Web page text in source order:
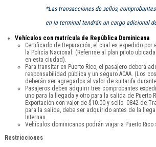
*Las transacciones de sellos,
en la terminal tendrán un cargo adicional
Vehículos con matrícula de República Dominicana
Certificado de Depuración, el cual es expedido por
la Policía Nacional. (Referirse al plan piloto
en esta ciudad).
Para transitar en Puerto Rico, el pasajero deberá
responsabilidad pública y un seguro ACAA. (Los
deberán ser agregados al valor de su tarifa
Pasajeros deben adquirir tres comprobantes
uno para la llegada y otro para la salida de Puerto
Exportación con valor de $10.00 y sello 0842 de
para la salida, debe ser adquirido antes de la
Internas.
Vehículos dominicanos podrán viajar a Puerto Rico
Restricciones